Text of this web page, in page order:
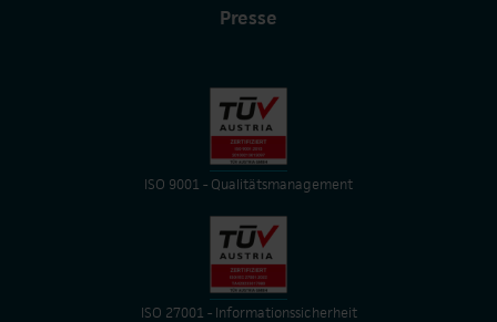
Presse
ISO 9001 - Qualitätsmanagement
ISO 27001 - Informationssicherheit